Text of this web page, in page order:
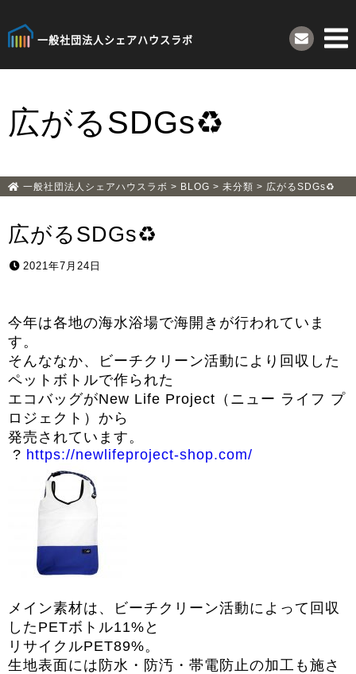
一般社団法人シェアハウスラボ
広がるSDGs♻
一般社団法人シェアハウスラボ > BLOG > 未分類 > 広がるSDGs♻
広がるSDGs♻
2021年7月24日
今年は各地の海水浴場で海開きが行われていま
す。
そんななか、
ビーチクリーン活動により回収した
ペットボトルで作られた
エコバッグがNew Life Project（ニュー ライフ プ
ロジェクト）から
発売されています。
? https://newlifeproject-shop.com/
メイン素材は、
ビーチクリーン活動によって回収
したPETボトル11%と
リサイクルPET89%。
生地表面には防水・防汚・帯電防止の加工も施さ